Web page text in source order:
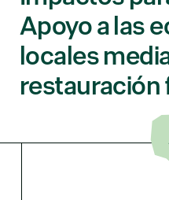
Apoyo a las
locales
restauración